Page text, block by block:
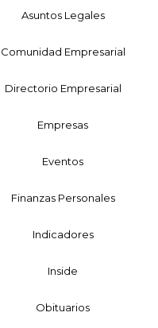
Asuntos Legales
Comunidad Empresarial
Directorio Empresarial
Empresas
Eventos
Finanzas Personales
Indicadores
Inside
Obituarios